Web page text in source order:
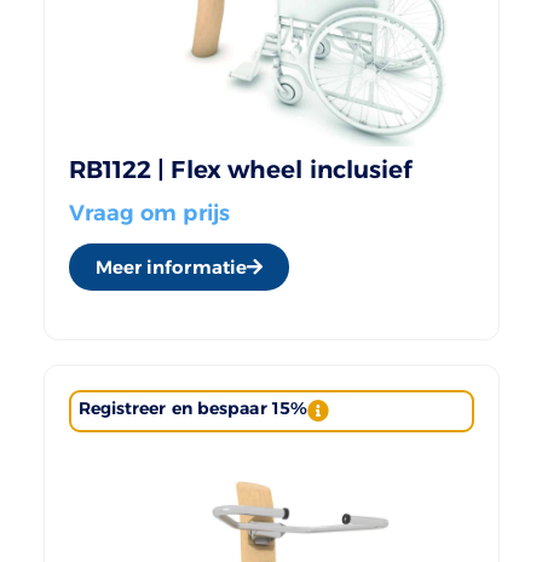
RB1122 | Flex wheel inclusief
Vraag om prijs
Meer informatie
Registreer en bespaar 15%